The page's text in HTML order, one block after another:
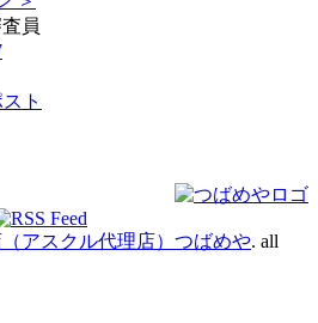
員
ト
アスクル代理店）つばめや. all